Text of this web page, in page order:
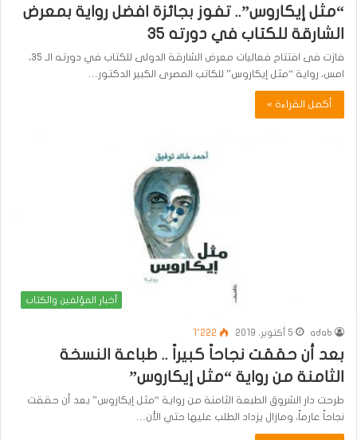
“مثل إيكاروس”.. تفوز بجائزة افضل رواية بمعرض
الشارقة للكتاب في دورته ٣٥
فازت فى افتتاح فعاليات معرض الشارقة الدولى للكتاب في دورته الـ ٣٥،
امس، رواية “مثل إيكاروس” للكاتب المصرى الكبير الدكتور…
أكمل القراءة »
أخبار المؤلفين والكتاب
adab 5 أكتوبر، 2019 1٬222
بعد أن حققت نجاحاً كبيراً .. طباعة النسخة
الثامنة من رواية “مثل إيكاروس”
طرحت دار الشروق الطبعة الثامنة من رواية “مثل إيكاروس” بعد أن حققت
نجاحاً عارماً، ومازال يزداد الطلب عليها حتي الأن…